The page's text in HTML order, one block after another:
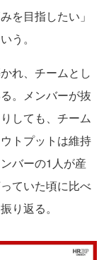
を目指したい」
う。
れ、チームとし
。メンバーが抜
しても、チーム
トプットは維持
バーの1人が産
ていた頃に比べ
り返る。